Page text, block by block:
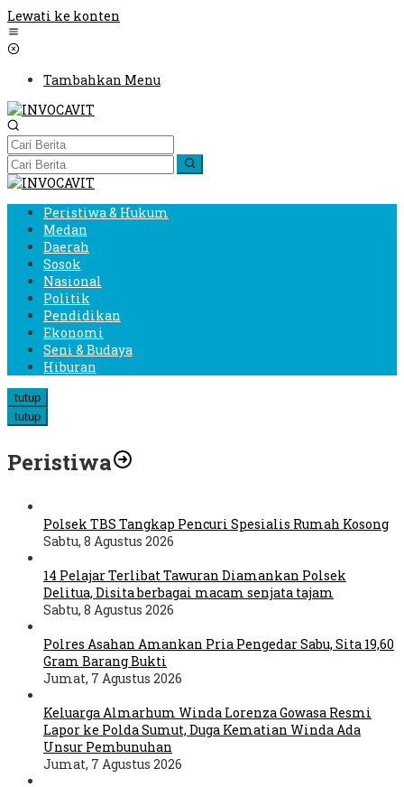
Lewati ke konten
Tambahkan Menu
Peristiwa & Hukum
Medan
Daerah
Sosok
Nasional
Politik
Pendidikan
Ekonomi
Seni & Budaya
Hiburan
tutup
tutup
Peristiwa
Polsek TBS Tangkap Pencuri Spesialis Rumah Kosong
Sabtu, 8 Agustus 2026
14 Pelajar Terlibat Tawuran Diamankan Polsek
Delitua, Disita berbagai macam senjata tajam
Sabtu, 8 Agustus 2026
Polres Asahan Amankan Pria Pengedar Sabu, Sita 19,60
Gram Barang Bukti
Jumat, 7 Agustus 2026
Keluarga Almarhum Winda Lorenza Gowasa Resmi
Lapor ke Polda Sumut, Duga Kematian Winda Ada
Unsur Pembunuhan
Jumat, 7 Agustus 2026